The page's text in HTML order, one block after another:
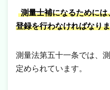
測量士補になるために
登録を行わなければなり
測量法第五十一条では、
定められています。